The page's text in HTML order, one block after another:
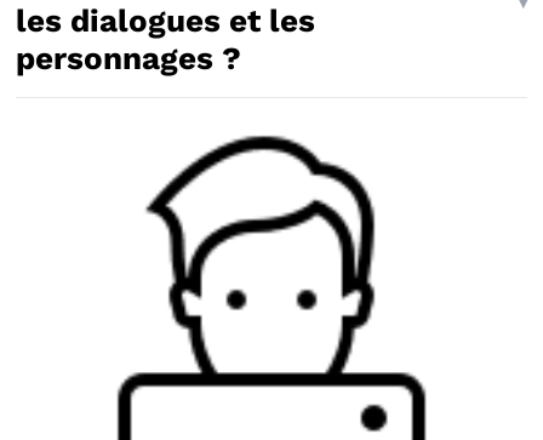
les dialogues et les
personnages ?